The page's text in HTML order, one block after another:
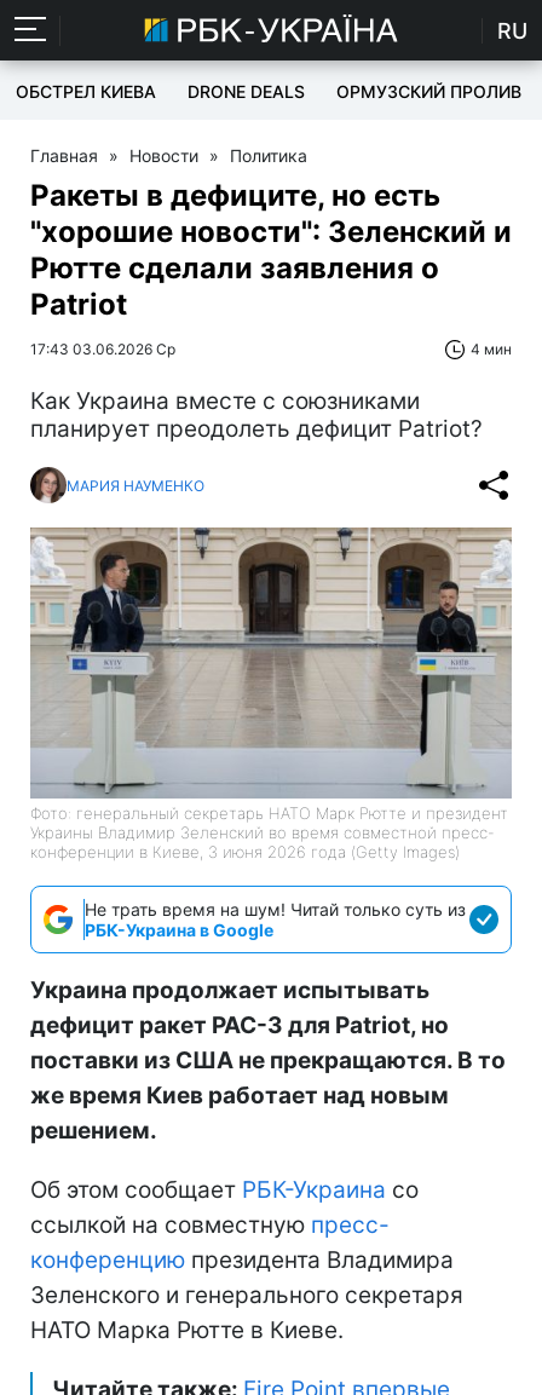
RU
ОБСТРЕЛ КИЕВА DRONE DEALS ОРМУЗСКИЙ ПРОЛИВ
Главная » Новости » Политика
Ракеты в дефиците, но есть
"хорошие новости": Зеленский и
Рютте сделали заявления о
Patriot
17:43 03.06.2026 Ср 4 мин
Как Украина вместе с союзниками
планирует преодолеть дефицит Patriot?
МАРИЯ НАУМЕНКО
Фото: генеральный секретарь НАТО Марк Рютте и президент
Украины Владимир Зеленский во время совместной пресс-
конференции в Киеве, 3 июня 2026 года (Getty Images)
Не трать время на шум! Читай только суть из
РБК-Украина в Google
Украина продолжает испытывать
дефицит ракет PAC-3 для Patriot, но
поставки из США не прекращаются. В то
же время Киев работает над новым
решением.
Об этом сообщает РБК-Украина со
ссылкой на совместную пресс-
конференцию президента Владимира
Зеленского и генерального секретаря
НАТО Марка Рютте в Киеве.
Читайте также: Fire Point впервые